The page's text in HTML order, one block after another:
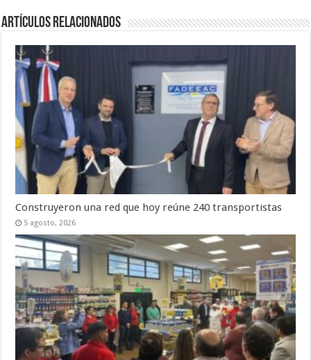
Artículos Relacionados
Construyeron una red que hoy reúne 240 transportistas
5 agosto, 2026